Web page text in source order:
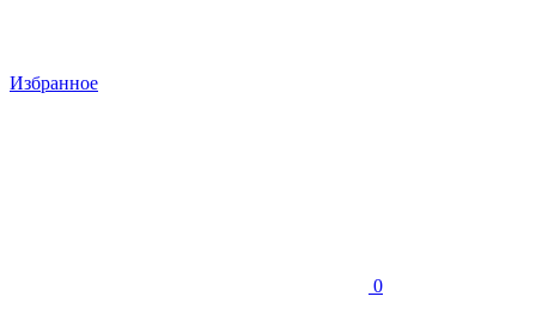
Избранное
0